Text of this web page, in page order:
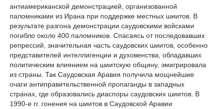
антиамериканской демонстрацией, организованной
паломниками из Ирана при поддержке местных шиитов. В
результате разгона демонстрации саудовскими войсками
погибло около 400 паломников. Спасаясь от последовавших
репрессий, значительная часть саудовских шиитов, особенно
представителей интеллигенции и духовенства, обладавших
политическим влиянием на шиитскую общину, эмигрировала
из страны. Так Саудовская Аравия получила мощнейшие
очаги антиправительственной пропаганды в западных
странах, где образовались диаспоры саудовских шиитов. В
1990-е гг. гонения на шиитов в Саудовской Аравии